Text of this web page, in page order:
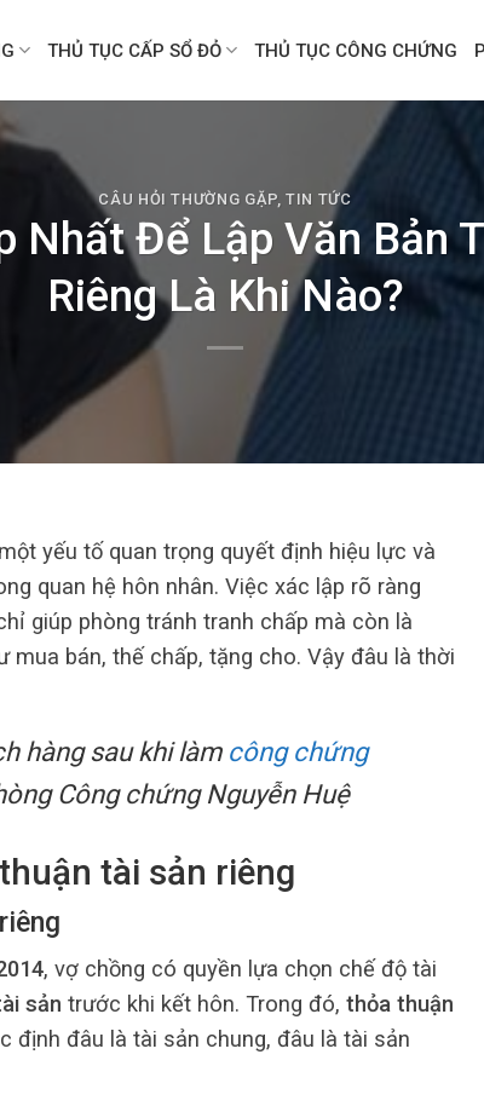
THỦ TỤC CẤP SỔ ĐỎ THỦ TỤC CÔNG CHỨNG
CÂU HỎI THƯỜNG GẶP,TIN TỨC
Để Lập Văn Bản
Riêng Là Khi Nào?
yếu tố quan trọng quyết định hiệu lực và
quan hệ hôn nhân. Việc xác lập rõ ràng
giúp phòng tránh tranh chấp mà còn là
bán, thế chấp, tặng cho. Vậy đâu là thời
hàng sau khi làm công chứng
Công chứng Nguyễn Huệ
tài sản riêng
, vợ chồng có quyền lựa chọn chế độ tài
sản trước khi kết hôn. Trong đó, thỏa thuận
định đâu là tài sản chung, đâu là tài sản